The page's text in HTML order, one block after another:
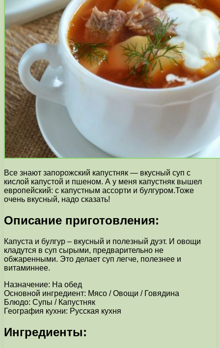
Все знают запорожский капустняк — вкусный суп с
кислой капустой и пшеном. А у меня капустняк вышел
европейский: с капустным ассорти и булгуром.Тоже
очень вкусный, надо сказать!
Описание приготовления:
Капуста и булгур – вкусный и полезный дуэт. И овощи
кладутся в суп сырыми, предварительно не
обжаренными. Это делает суп легче, полезнее и
витаминнее.
Назначение: На обед
Основной ингредиент: Мясо / Овощи / Говядина
Блюдо: Супы / Капустняк
География кухни: Русская кухня
Ингредиенты: